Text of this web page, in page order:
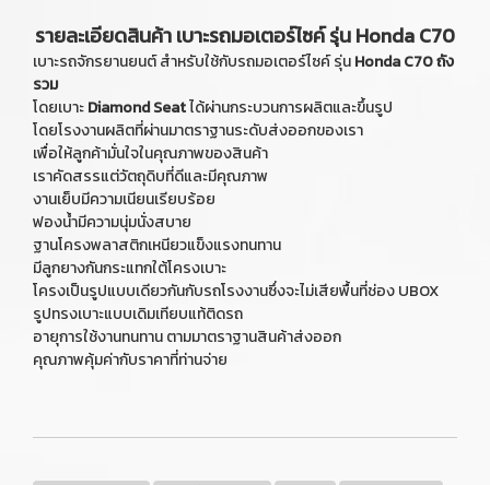
รายละเอียดสินค้า เบาะรถมอเตอร์ไซค์ รุ่น Honda C70
เบาะรถจักรยานยนต์ สำหรับใช้กับรถมอเตอร์ไซค์ รุ่นHonda C70 ถัง
รวม
โดยเบาะDiamond Seatได้ผ่านกระบวนการผลิตและขึ้นรูป
โดยโรงงานผลิตที่ผ่านมาตราฐานระดับส่งออกของเรา
เพื่อให้ลูกค้ามั่นใจในคุณภาพของสินค้า
เราคัดสรรแต่วัตถุดิบที่ดีและมีคุณภาพ
งานเย็บมีความเนียนเรียบร้อย
ฟองน้ำมีความนุ่มนั่งสบาย
ฐานโครงพลาสติกเหนียวแข็งแรงทนทาน
มีลูกยางกันกระแทกใต้โครงเบาะ
โครงเป็นรูปแบบเดียวกันกับรถโรงงานซึ่งจะไม่เสียพื้นที่ช่อง UBOX
รูปทรงเบาะแบบเดิมเทียบแท้ติดรถ
อายุการใช้งานทนทาน ตามมาตราฐานสินค้าส่งออก
คุณภาพคุ้มค่ากับราคาที่ท่านจ่าย